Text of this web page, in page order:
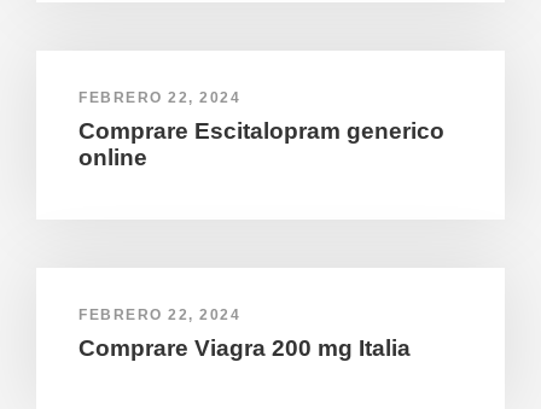
FEBRERO 22, 2024
Comprare Escitalopram generico
online
FEBRERO 22, 2024
Comprare Viagra 200 mg Italia